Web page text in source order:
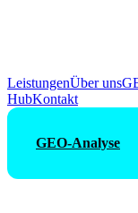
LeistungenÜber uns
HubKontakt
GEO-Analyse